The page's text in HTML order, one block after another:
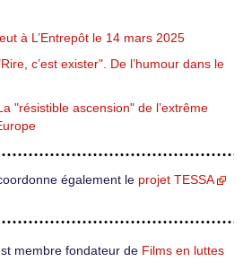
à L’Entrepôt le 14 mars 2025
c’est exister". De l’humour dans le
"résistible ascension" de l’extrême
également le projet TESSA
membre fondateur de Films en luttes